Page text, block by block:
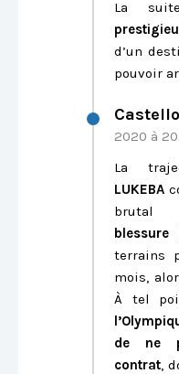
La
d’un
pouvoir
2020 à
La
LUKEBA
brutal
blessure
terrains
mois,
À tel
de ne
contrat ,